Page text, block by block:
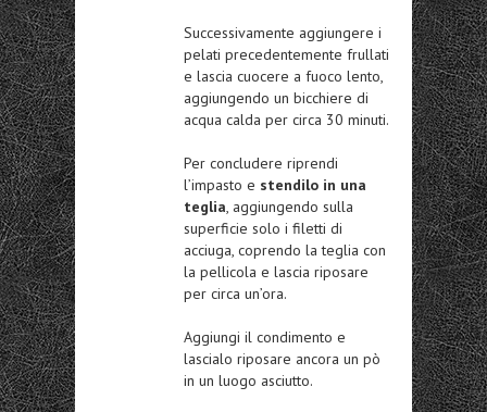
Successivamente aggiungere i
pelati precedentemente frullati
e lascia cuocere a fuoco lento,
aggiungendo un bicchiere di
acqua calda per circa 30 minuti.
Per concludere riprendi
l’impasto e stendilo in una
teglia, aggiungendo sulla
superficie solo i filetti di
acciuga, coprendo la teglia con
la pellicola e lascia riposare
per circa un’ora.
Aggiungi il condimento e
lascialo riposare ancora un pò
in un luogo asciutto.